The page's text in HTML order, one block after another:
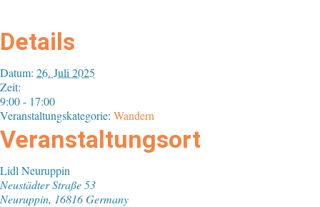
Details
Datum: 26. Juli 2025
Zeit:
9:00 - 17:00
Veranstaltungskategorie: Wandern
Veranstaltungsort
Lidl Neuruppin
Neustädter Straße 53
Neuruppin, 16816Germany